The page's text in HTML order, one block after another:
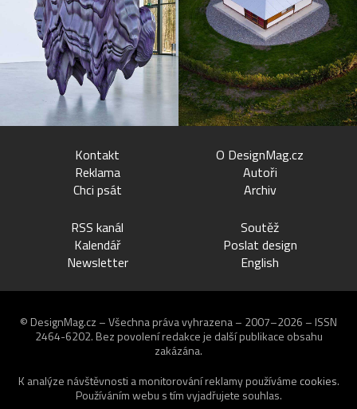
Kontakt
Reklama
Chci psát
O DesignMag.cz
Autoři
Archiv
RSS kanál
Kalendář
Newsletter
Soutěž
Poslat design
English
© DesignMag.cz – Všechna práva vyhrazena – 2007–2026 – ISSN
2464-6202. Bez povolení redakce je další publikace obsahu
zakázána.
K analýze návštěvnosti a monitorování reklamy používáme cookies.
Používáním webu s tím vyjadřujete souhlas.